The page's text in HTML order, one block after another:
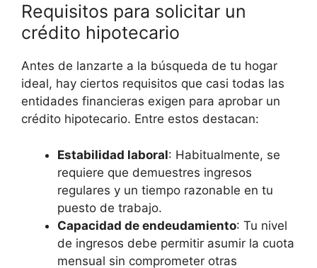
Requisitos para ‍solicitar un
crédito hipotecario
Antes de lanzarte a ⁤la búsqueda de tu hogar
ideal, hay ciertos requisitos que casi todas las
entidades financieras exigen para aprobar un
crédito hipotecario. Entre estos destacan:
Estabilidad laboral: ⁤Habitualmente, se
requiere que demuestres ingresos
regulares y un tiempo razonable en tu
puesto de ​trabajo.
Capacidad de endeudamiento:‍ Tu nivel
de ingresos debe permitir asumir la cuota⁢
mensual sin comprometer otras